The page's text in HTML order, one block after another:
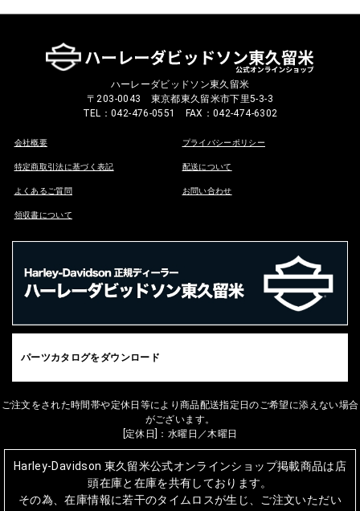
ハーレーダビッドソン東久留米
〒203-0043 東京都東久留米市下里5-3-3
TEL：042-476-0551 FAX：042-474-6302
会社概要 プライバシーポリシー
特定商取引法に基づく表記 配送について
よくあるご質問 お問い合わせ
領収書について
パーツカタログをダウンロード
ご注文をされた時間帯や定休日等により商品配送指定日のご希望に添えない場合
がございます。
[定休日]：水曜日／木曜日
Harley-Davidson 東久留米公式オンラインショップ掲載商品は店
頭在庫と在庫を共有しております。
その為、在庫情報に若干のタイムロスが生じ、ご注文いただい